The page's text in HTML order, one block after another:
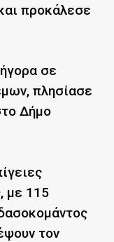
προκάλεσε
σε
πλησίασε
Δήμο
με 115
τον